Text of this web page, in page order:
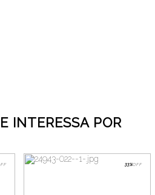
INTERESSA POR
33%OFF